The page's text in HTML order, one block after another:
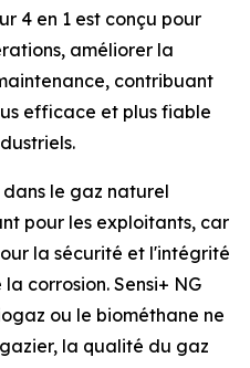
4 en 1 est conçu pour
améliorer la
contribuant
efficace et plus fiable
le gaz naturel
pour les exploitants, car
la sécurité et l'intégrité
corrosion. Sensi+ NG
ou le biométhane ne
la qualité du gaz